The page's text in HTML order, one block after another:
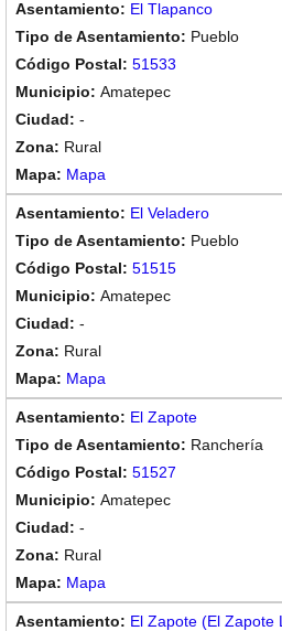
El Tlapanco
Pueblo
51533
Amatepec
-
Rural
Mapa
El Veladero
Pueblo
51515
Amatepec
-
Rural
Mapa
El Zapote
Ranchería
51527
Amatepec
-
Rural
Mapa
El Zapote (El Zapote